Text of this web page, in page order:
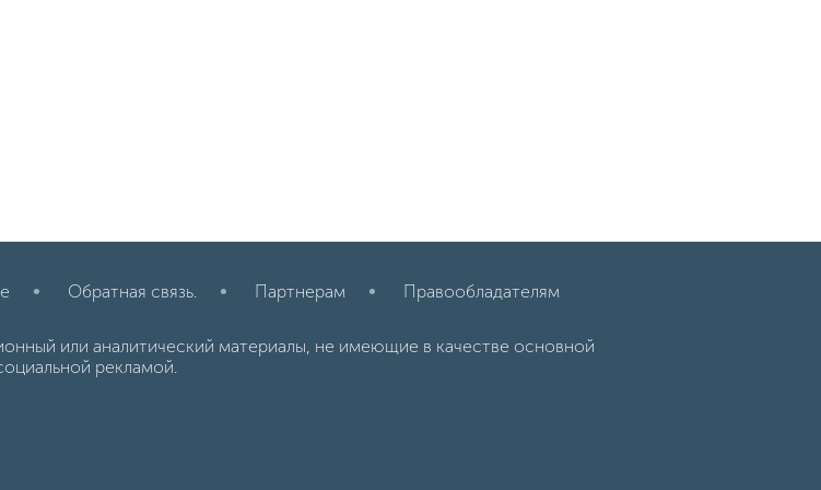
Обратная связь. Партнерам Правообладателям
или аналитический материалы, не имеющие в качестве основной
рекламой.